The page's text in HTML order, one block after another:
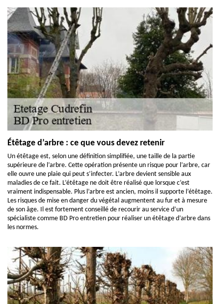
Étêtage d’arbre : ce que vous devez retenir
Un étêtage est, selon une définition simplifiée, une taille de la partie
supérieure de l’arbre. Cette opération présente un risque pour l’arbre, car
elle ouvre une plaie qui peut s’infecter. L’arbre devient sensible aux
maladies de ce fait. L’étêtage ne doit être réalisé que lorsque c’est
vraiment indispensable. Plus l’arbre est ancien, moins il supporte l’étêtage.
Les risques de mise en danger du végétal augmentent au fur et à mesure
de son âge. Il est fortement conseillé de recourir au service d’un
spécialiste comme BD Pro entretien pour réaliser un étêtage d’arbre dans
les normes.